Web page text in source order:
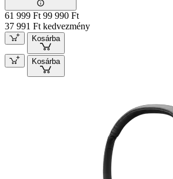
61 999 Ft 99 990 Ft
37 991 Ft kedvezmény
Kosárba
Kosárba